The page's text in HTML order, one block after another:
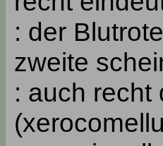
: der
zweite
: auch recht